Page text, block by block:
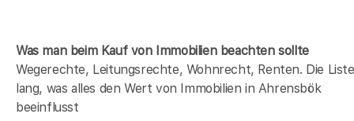
Was man beim Kauf von Immobilien beachten sollte
Wegerechte, Leitungsrechte, Wohnrecht, Renten. Die
lang, was alles den Wert von Immobilien in Ahrensbök
beeinflusst